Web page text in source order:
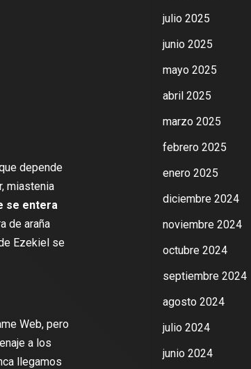
depende
miastenia
se entera
de araña
Ezekiel se
Web, pero
a los
llegamos
julio 2025
junio 2025
mayo 2025
abril 2025
marzo 2025
febrero 2025
enero 2025
diciembre 2024
noviembre 2024
octubre 2024
septiembre 2024
agosto 2024
julio 2024
junio 2024